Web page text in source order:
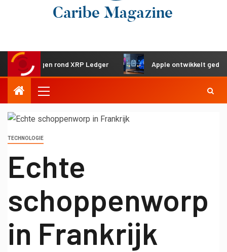
rond XRP Ledger Apple ontwikkelt gedeeld
TECHNOLOGIE
Echte
schoppenworp
in Frankrijk